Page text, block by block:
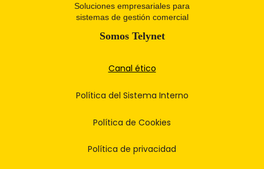
Soluciones empresariales para
sistemas de gestión comercial
Somos Telynet
Canal ético
Política del Sistema Interno
Política de Cookies
Política de privacidad